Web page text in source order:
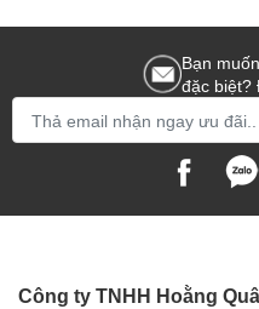
để quý khách hàng có thể đến
Bạn
đặc biệt?
Công ty TNHH Hoằng